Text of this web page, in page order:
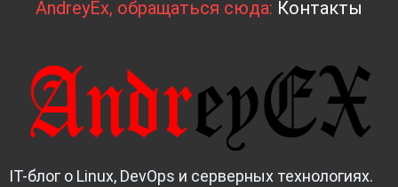
AndreyEx, обращаться сюда: Контакты
IT-блог о Linux, DevOps и серверных технологиях.